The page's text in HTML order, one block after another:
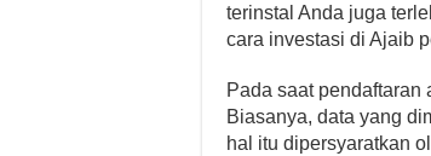
terinstal Anda juga
cara investasi di Ajaib
Pada saat pendaftaran
Biasanya, data yang
hal itu dipersyaratkan